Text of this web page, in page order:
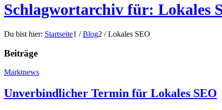
Schlagwortarchiv für: Lokales
Du bist hier: Startseite1 / Blog2 / Lokales SEO
Beiträge
Marktnews
Unverbindlicher Termin für Lokales SEO